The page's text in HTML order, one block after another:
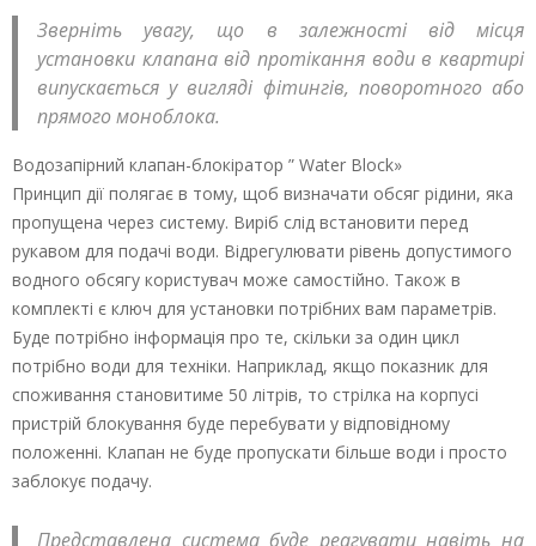
Зверніть увагу, що в залежності від місця
установки клапана від протікання води в квартирі
випускається у вигляді фітингів, поворотного або
прямого моноблока.
Водозапірний клапан-блокіратор ” Water Block»
Принцип дії полягає в тому, щоб визначати обсяг рідини, яка
пропущена через систему. Виріб слід встановити перед
рукавом для подачі води. Відрегулювати рівень допустимого
водного обсягу користувач може самостійно. Також в
комплекті є ключ для установки потрібних вам параметрів.
Буде потрібно інформація про те, скільки за один цикл
потрібно води для техніки. Наприклад, якщо показник для
споживання становитиме 50 літрів, то стрілка на корпусі
пристрій блокування буде перебувати у відповідному
положенні. Клапан не буде пропускати більше води і просто
заблокує подачу.
Представлена система буде реагувати навіть на